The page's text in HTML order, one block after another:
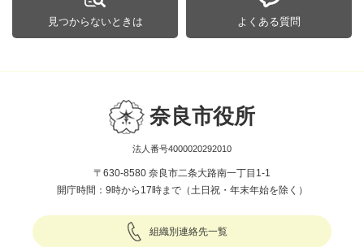
見つからないときは よくある質問
奈良市役所
法人番号4000020292010
〒630-8580 奈良市二条大路南一丁目1-1
開庁時間：9時から17時まで（土日祝・年末年始を除く）
組織別連絡先一覧